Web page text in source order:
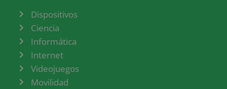
Dispositivos
Ciencia
Informática
Internet
Videojuegos
Movilidad